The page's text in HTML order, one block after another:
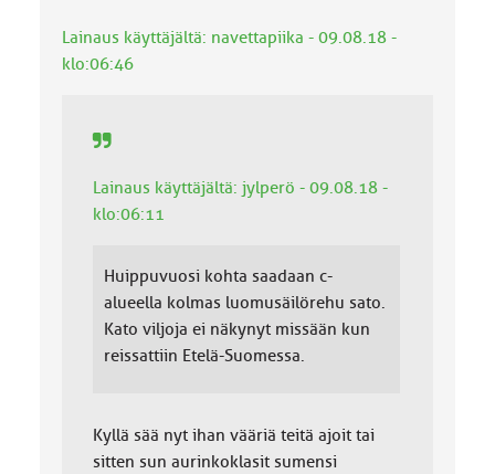
Lainaus käyttäjältä: navettapiika - 09.08.18 -
klo:06:46
Lainaus käyttäjältä: jylperö - 09.08.18 -
klo:06:11
Huippuvuosi kohta saadaan c-
alueella kolmas luomusäilörehu sato.
Kato viljoja ei näkynyt missään kun
reissattiin Etelä-Suomessa.
Kyllä sää nyt ihan vääriä teitä ajoit tai
sitten sun aurinkoklasit sumensi